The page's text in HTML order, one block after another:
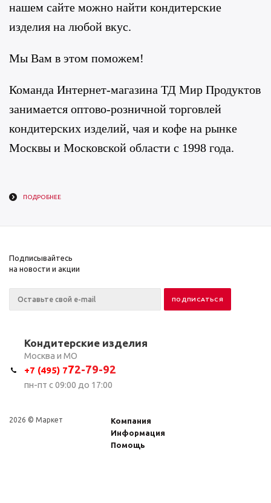
нашем сайте можно найти кондитерские
изделия на любой вкус.
Мы Вам в этом поможем!
Команда Интернет-магазина ТД Мир Продуктов
занимается оптово-розничной торговлей
кондитерских изделий, чая и кофе на рынке
Москвы и Московской области с 1998 года.
ПОДРОБНЕЕ
Подписывайтесь
на новости и акции
Кондитерские изделия
Москва и МО
+7 (495) 772-79-92
пн-пт с 09:00 до 17:00
2026 © Маркет
Компания
Информация
Помощь